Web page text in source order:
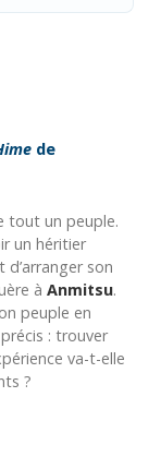
de
tout un peuple.
un héritier
son
à Anmitsu.
peuple en
: trouver
va-t-elle
?